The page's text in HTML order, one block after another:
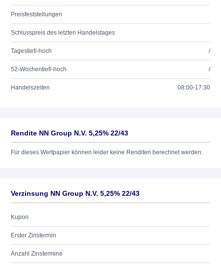
Preisfeststellungen
Schlusspreis des letzten Handelstages
Tagestief/-hoch /
52-Wochentief/-hoch /
Handelszeiten 08:00-17:30
Rendite NN Group N.V. 5,25% 22/43
Für dieses Wertpapier können leider keine Renditen berechnet werden.
Verzinsung NN Group N.V. 5,25% 22/43
Kupon
Erster Zinstermin
Anzahl Zinstermine